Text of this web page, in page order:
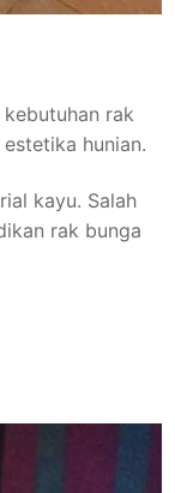
rak
hunian.
kayu. Salah
rak bunga